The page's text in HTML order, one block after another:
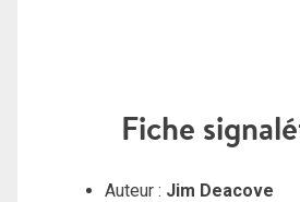
Fiche
Auteur : Jim Deacove